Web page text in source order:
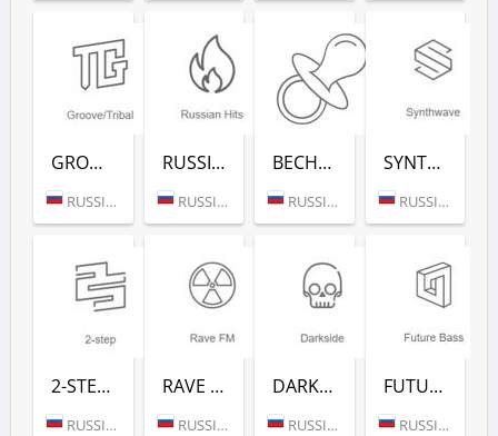
GROOVE/TRIBAL (РАДИО РЕКОРД)
RUSSIA (MOSCOW)
RUSSIAN HITS (РАДИО РЕКОРД)
RUSSIA (MOSCOW)
ВЕСНУШКА FM (РАДИО РЕКОРД)
RUSSIA (MOSCOW)
SYNTHWAVE (РАДИО РЕКОРД)
RUSSIA (MOSCOW)
2-STEP (РАДИО РЕКОРД)
RUSSIA (MOSCOW)
RAVE FM (РАДИО РЕКОРД)
RUSSIA (MOSCOW)
DARKSIDE (РАДИО РЕКОРД)
RUSSIA (MOSCOW)
FUTURE BASS (РАДИО РЕКОРД)
RUSSIA (MOSCOW)